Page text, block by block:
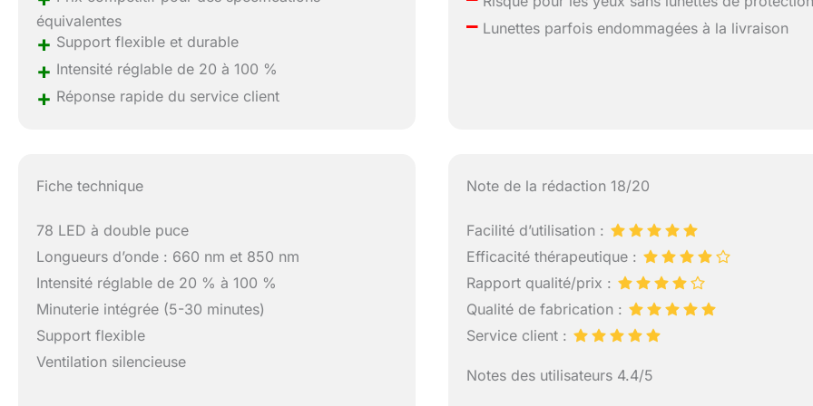
équivalentes
+ Support flexible et durable
+ Intensité réglable de 20 à 100 %
+ Réponse rapide du service client
– Lunettes parfois endommagées à la livraison
Fiche technique
78 LED à double puce
Longueurs d’onde : 660 nm et 850 nm
Intensité réglable de 20 % à 100 %
Minuterie intégrée (5-30 minutes)
Support flexible
Ventilation silencieuse
Note de la rédaction 18/20
Facilité d’utilisation :
Efficacité thérapeutique :
Rapport qualité/prix :
Qualité de fabrication :
Service client :
Notes des utilisateurs 4.4/5